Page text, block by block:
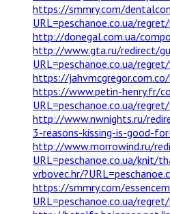
https://smmry.com/
URL=peschanoe.co.ua/
http://donegal.com.ua/
http://www.gta.ru/redirect/
URL=peschanoe.co.ua/
https://
https://www.petin-henry.fr/
URL=peschanoe.co.ua/
http://www.nwnights.ru/
3-reasons-kissing-is-good-
http://www.morrowind.ru/
URL=peschanoe.co.ua/knit/
vrbovec.hr/
https://smmry.com/
URL=peschanoe.co.ua/